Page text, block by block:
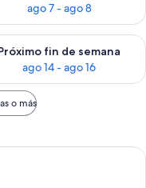
ago 7 - ago 8
de semana ago 7 -
fin de semana
ago 14 - ago 16
la disponibilidad
o más
de hotel con cama,